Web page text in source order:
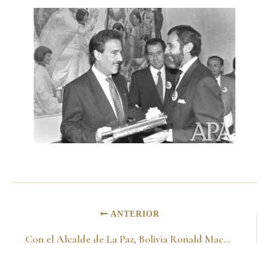
ANTERIOR
Con el Alcalde de La Paz, Bolivia Ronald MacLean